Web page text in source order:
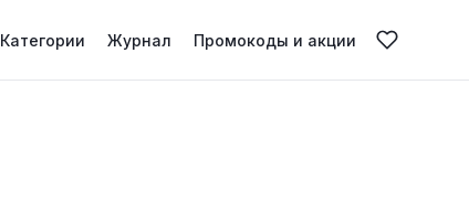
Категории Журнал Промокоды и акции